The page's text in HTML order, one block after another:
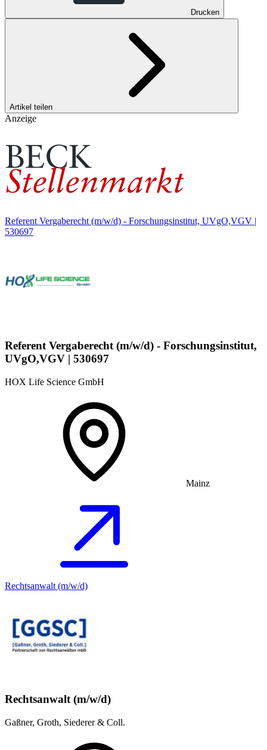
Drucken
Artikel teilen
Anzeige
Referent Vergaberecht (m/w/d) - Forschungsinstitut, UVgO,VGV |
530697
Referent Vergaberecht (m/w/d) - Forschungsinstitut,
UVgO,VGV | 530697
HOX Life Science GmbH
Mainz
Rechtsanwalt (m/w/d)
Rechtsanwalt (m/w/d)
Gaßner, Groth, Siederer & Coll.